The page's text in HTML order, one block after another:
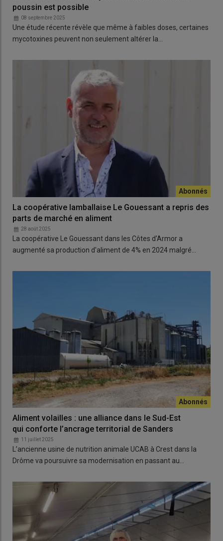
poussin est possible
08 septembre 2025
Une étude récente révèle que même à faibles doses, certaines
mycotoxines peuvent non seulement altérer la…
La coopérative lamballaise Le Gouessant a repris des
parts de marché en aliment
28 août 2025
La coopérative Le Gouessant dans les Côtes d'Armor a
augmenté sa production d'aliment de 4% en 2024 malgré…
Aliment volailles : une alliance dans le Sud-Est
qui conforte l’ancrage territorial de Sanders
11 juillet 2025
L’ancienne usine de nutrition animale UCAB à Crest dans la
Drôme va poursuivre sa modernisation en passant au…